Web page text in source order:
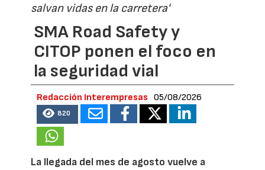
salvan vidas en la carretera'
SMA Road Safety y
CITOP ponen el foco en
la seguridad vial
Redacción Interempresas 05/08/2026
820
La llegada del mes de agosto vuelve a